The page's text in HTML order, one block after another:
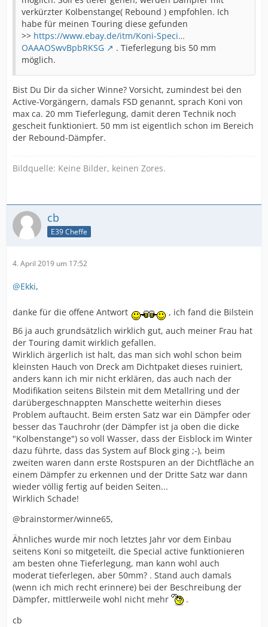
verkürzter Kolbenstange( Rebound ) empfohlen. Ich
habe für meinen Touring diese gefunden
>> https://www.ebay.de/itm/Koni-Speci…
OAAAOSwvBpbRKSG
. Tieferlegung bis 50 mm
möglich.
Bist Du Dir da sicher Winne? Vorsicht, zumindest bei den
Active-Vorgängern, damals FSD genannt, sprach Koni von
max ca. 20 mm Tieferlegung, damit deren Technik noch
gescheit funktioniert. 50 mm ist eigentlich schon im Bereich
der Rebound-Dämpfer.
Bildquelle: Keine Bilder, keinen Zores.
cb
E39 Cheffe
4. April 2019 um 17:52
@Ekki,
danke für die offene Antwort
, ich fand die Bilstein
B6 ja auch grundsätzlich wirklich gut, auch meiner Frau hat
der Touring damit wirklich gefallen.
Wirklich ärgerlich ist halt, das man sich wohl schon beim
kleinsten Hauch von Dreck am Dichtpaket dieses ruiniert,
anders kann ich mir nicht erklären, das auch nach der
Modifikation seitens Bilstein mit dem Metallring und der
darübergeschnappten Manschette weiterhin dieses
Problem auftaucht. Beim ersten Satz war ein Dämpfer oder
besser das Tauchrohr (der Dämpfer ist ja oben die dicke
"Kolbenstange") so voll Wasser, dass der Eisblock im Winter
dazu führte, dass das System auf Block ging ;-), beim
zweiten waren dann erste Rostspuren an der Dichtfläche an
einem Dämpfer zu erkennen und der Dritte Satz war dann
wieder völlig fertig auf beiden Seiten...
Wirklich Schade!
@brainstormer/winne65,
Ähnliches wurde mir noch letztes Jahr vor dem Einbau
seitens Koni so mitgeteilt, die Special active funktionieren
am besten ohne Tieferlegung, man kann wohl auch
moderat tieferlegen, aber 50mm? . Stand auch damals
(wenn ich mich recht erinnere) bei der Beschreibung der
Dämpfer, mittlerweile wohl nicht mehr
.
cb